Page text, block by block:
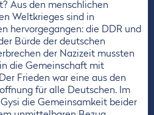
Aus den menschlichen
Weltkrieges sind in
hervorgegangen: die DDR und
Bürde der deutschen
der Nazizeit mussten
die Gemeinschaft mit
Frieden war eine aus den
für alle Deutschen. Im
die Gemeinsamkeit beider